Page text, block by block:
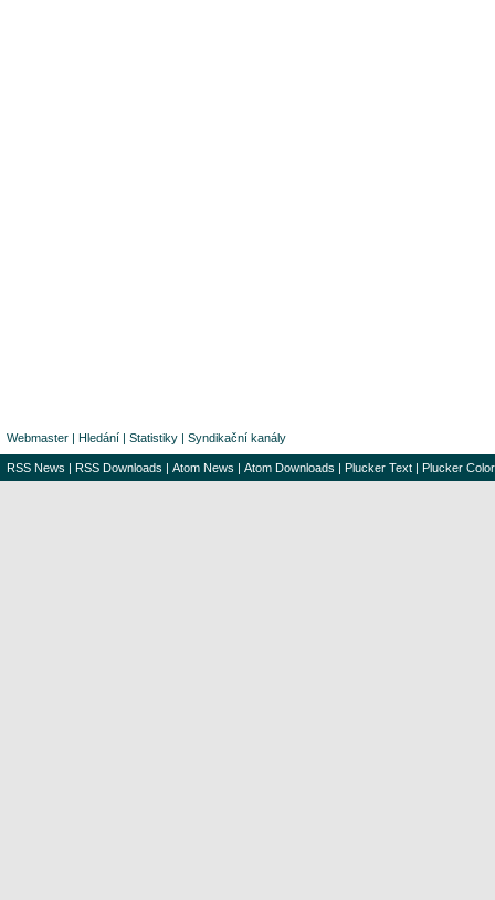
Webmaster | Hledání | Statistiky | Syndikační kanály
RSS News | RSS Downloads | Atom News | Atom Downloads | Plucker Text | Plucker Color